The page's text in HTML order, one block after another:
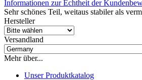
Informationen zur Echtheit der
Sehr schönes Teil, weitaus stabiler als
Hersteller
Versandland
Mehr über...
Unser Produktkatalog